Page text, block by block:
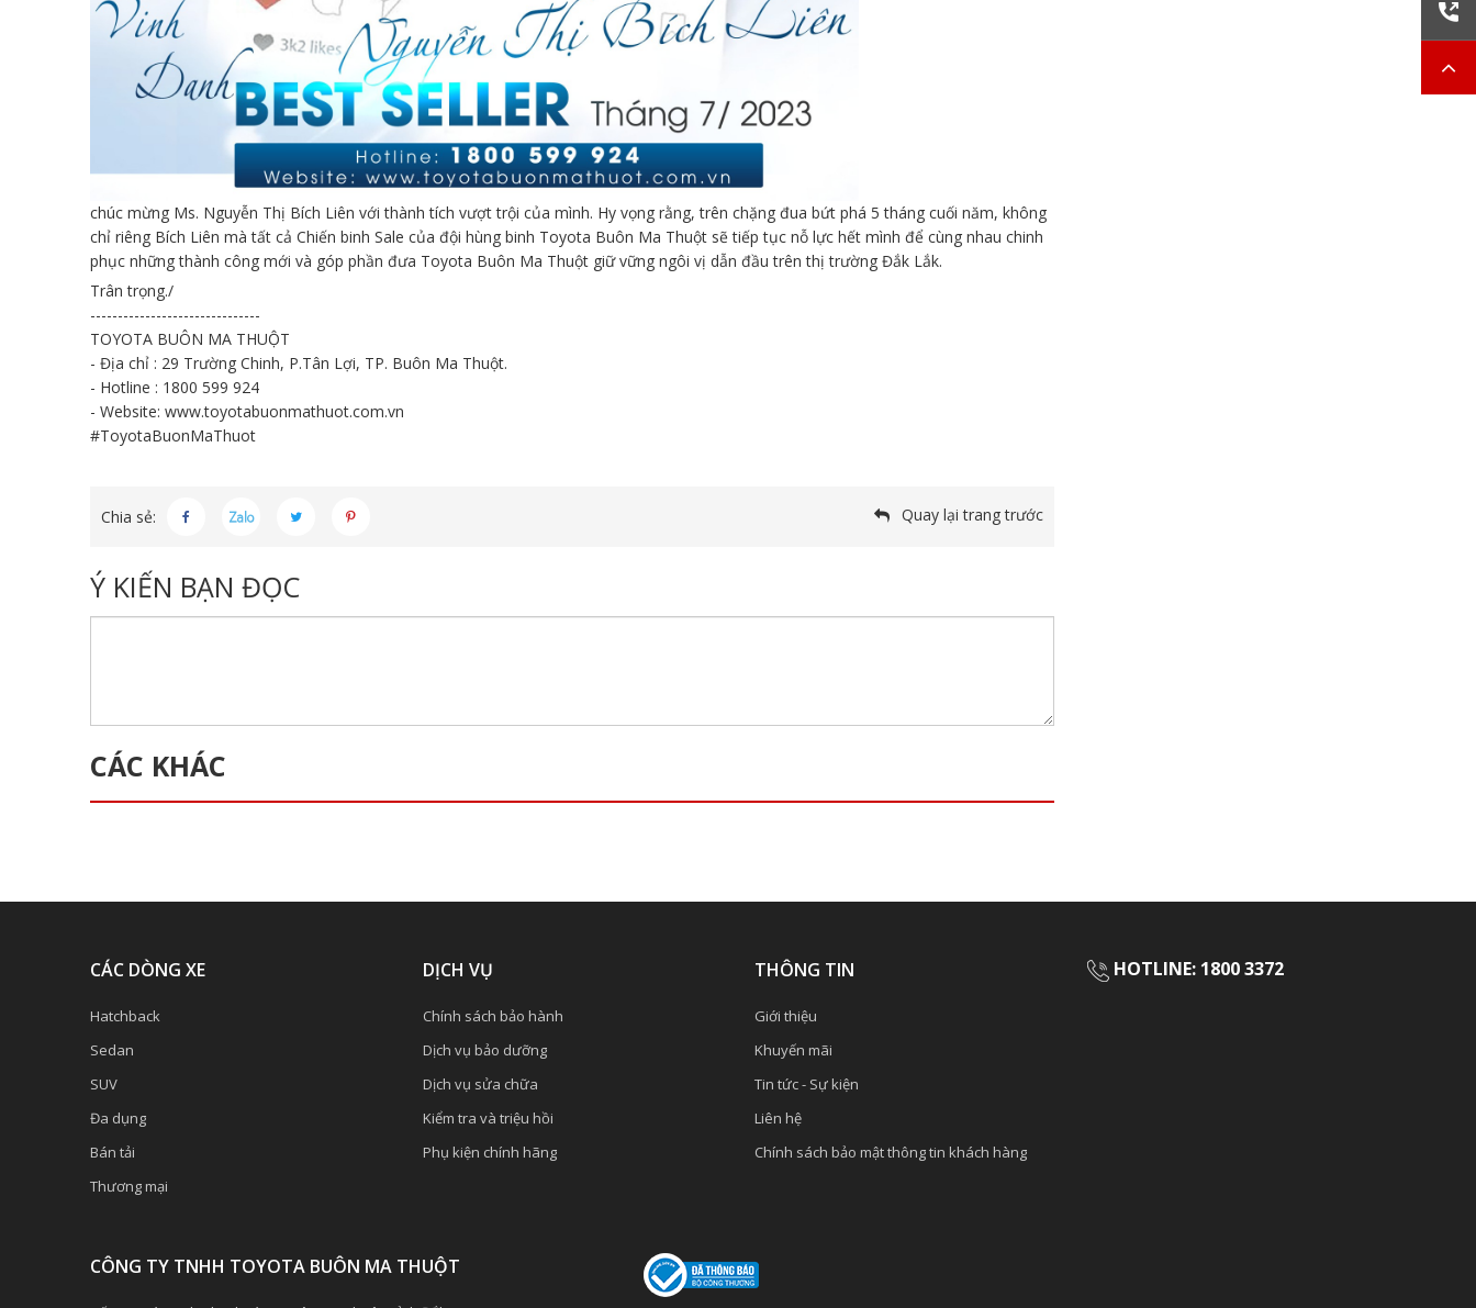
chúc mừng Ms. Nguyễn Thị Bích Liên với thành tích vượt trội của mình. Hy vọng rằng, trên chặng đua bứt phá 5 tháng cuối năm, không
chỉ riêng Bích Liên mà tất cả Chiến binh Sale của đội hùng binh Toyota Buôn Ma Thuột sẽ tiếp tục nỗ lực hết mình để cùng nhau chinh
phục những thành công mới và góp phần đưa Toyota Buôn Ma Thuột giữ vững ngôi vị dẫn đầu trên thị trường Đắk Lắk.
Trân trọng./
-------------------------------
TOYOTA BUÔN MA THUỘT
- Địa chỉ : 29 Trường Chinh, P.Tân Lợi, TP. Buôn Ma Thuột.
- Hotline : 1800 599 924
- Website: www.toyotabuonmathuot.com.vn
#ToyotaBuonMaThuot
Chia sẻ: Quay lại trang trước
Ý KIẾN BẠN ĐỌC
CÁC KHÁC
CÁC DÒNG XE
Hatchback
Sedan
SUV
Đa dụng
Bán tải
Thương mại
DỊCH VỤ
Chính sách bảo hành
Dịch vụ bảo dưỡng
Dịch vụ sửa chữa
Kiểm tra và triệu hồi
Phụ kiện chính hãng
THÔNG TIN
Giới thiệu
Khuyến mãi
Tin tức - Sự kiện
Liên hệ
Chính sách bảo mật thông tin khách hàng
HOTLINE: 1800 3372
CÔNG TY TNHH TOYOTA BUÔN MA THUỘT